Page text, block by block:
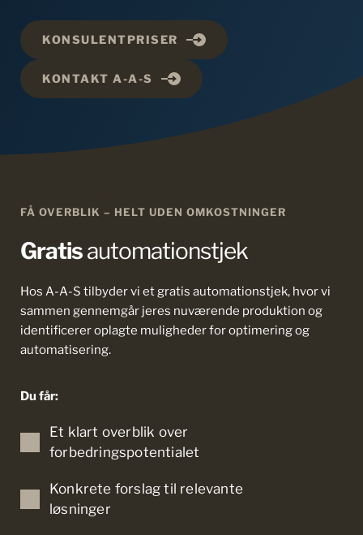
KONSULENTPRISER
KONTAKT A-A-S
FÅ OVERBLIK – HELT UDEN OMKOSTNINGER
Gratis automationstjek
Hos A-A-S tilbyder vi et gratis automationstjek, hvor vi
sammen gennemgår jeres nuværende produktion og
identificerer oplagte muligheder for optimering og
automatisering.
Du får:
Et klart overblik over
forbedringspotentialet
Konkrete forslag til relevante
løsninger